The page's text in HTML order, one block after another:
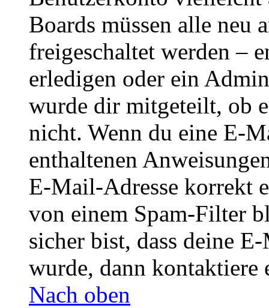
Boards müssen alle neu
freigeschaltet werden –
erledigen oder ein
wurde dir mitgeteilt, ob
nicht. Wenn du eine E-
enthaltenen
E-Mail-Adresse korrekt
von einem Spam-Filter
sicher bist, dass deine
wurde, dann kontaktiere
Nach oben